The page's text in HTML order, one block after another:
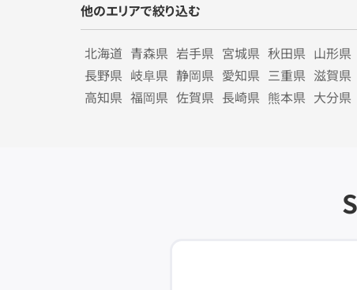
他のエリアで絞り込む
北海道 青森県 岩手県 宮城県 秋田県 山形県
長野県 岐阜県 静岡県 愛知県 三重県 滋賀県
高知県 福岡県 佐賀県 長崎県 熊本県 大分県